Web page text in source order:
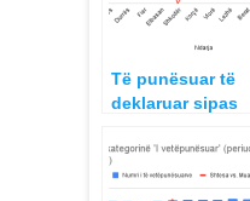
Të punësuar të
deklaruar sipas
Qarqeve 2020 –